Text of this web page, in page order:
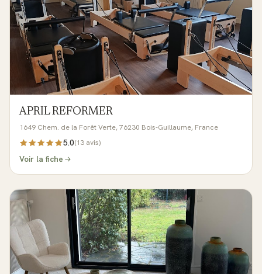
APRIL REFORMER
1649 Chem. de la Forêt Verte, 76230 Bois-Guillaume, France
5.0(13 avis)
Voir la fiche